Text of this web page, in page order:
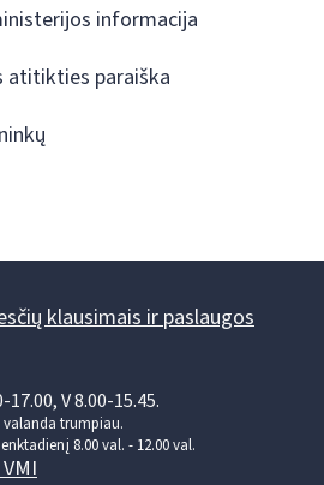
informacija
atitikties paraiška
klausimais ir paslaugos
V 8.00-15.45.
valanda trumpiau.
8.00 val. - 12.00 val.